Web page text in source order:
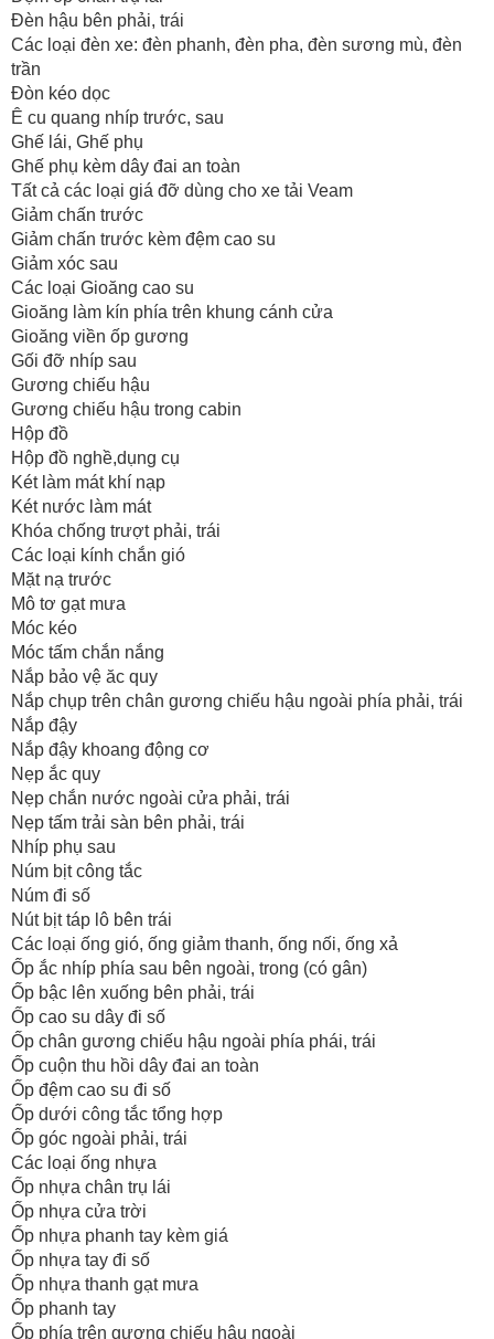
Đèn hậu bên phải, trái
Các loại đèn xe: đèn phanh, đèn pha, đèn sương mù, đèn
trần
Đòn kéo dọc
Ê cu quang nhíp trước, sau
Ghế lái, Ghế phụ
Ghế phụ kèm dây đai an toàn
Tất cả các loại giá đỡ dùng cho xe tải Veam
Giảm chấn trước
Giảm chấn trước kèm đệm cao su
Giảm xóc sau
Các loại Gioăng cao su
Gioăng làm kín phía trên khung cánh cửa
Gioăng viền ốp gương
Gối đỡ nhíp sau
Gương chiếu hậu
Gương chiếu hậu trong cabin
Hộp đồ
Hộp đồ nghề,dụng cụ
Két làm mát khí nạp
Két nước làm mát
Khóa chống trượt phải, trái
Các loại kính chắn gió
Mặt nạ trước
Mô tơ gạt mưa
Móc kéo
Móc tấm chắn nắng
Nắp bảo vệ ăc quy
Nắp chụp trên chân gương chiếu hậu ngoài phía phải, trái
Nắp đậy
Nắp đậy khoang động cơ
Nẹp ắc quy
Nẹp chắn nước ngoài cửa phải, trái
Nẹp tấm trải sàn bên phải, trái
Nhíp phụ sau
Núm bịt công tắc
Núm đi số
Nút bịt táp lô bên trái
Các loại ống gió, ống giảm thanh, ống nối, ống xả
Ốp ắc nhíp phía sau bên ngoài, trong (có gân)
Ốp bậc lên xuống bên phải, trái
Ốp cao su dây đi số
Ốp chân gương chiếu hậu ngoài phía phái, trái
Ốp cuộn thu hồi dây đai an toàn
Ốp đệm cao su đi số
Ốp dưới công tắc tổng hợp
Ốp góc ngoài phải, trái
Các loại ống nhựa
Ốp nhựa chân trụ lái
Ốp nhựa cửa trời
Ốp nhựa phanh tay kèm giá
Ốp nhựa tay đi số
Ốp nhựa thanh gạt mưa
Ốp phanh tay
Ốp phía trên gương chiếu hậu ngoài